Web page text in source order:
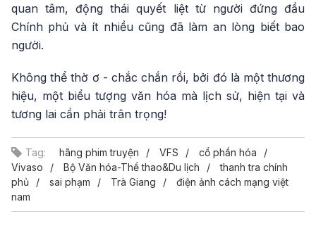
quan tâm, động thái quyết liệt từ người đứng đầu
Chính phủ và ít nhiều cũng đã làm an lòng biết bao
người.
Không thể thờ ơ - chắc chắn rồi, bởi đó là một thương
hiệu, một biểu tượng văn hóa mà lịch sử, hiện tại và
tương lai cần phải trân trọng!
Tag: hãng phim truyện VFS
cổ phần hóa
Vivaso
Bộ Văn hóa-Thể thao&Du lịch
thanh tra chính
phủ
sai phạm Trà Giang
điện ảnh cách mạng việt
nam